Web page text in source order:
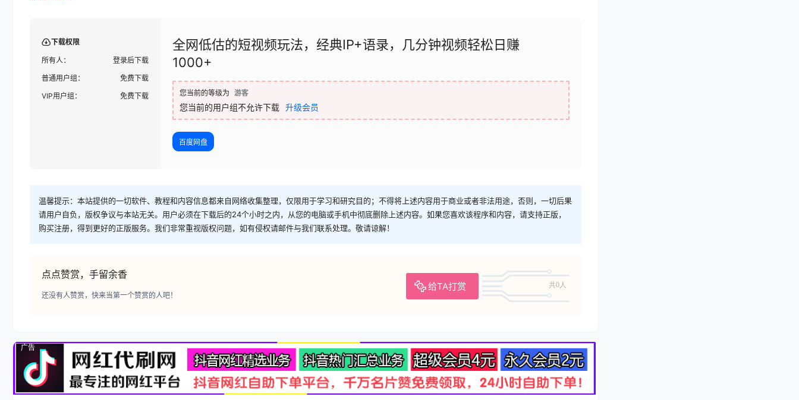
下载权限
所有人：
登录后下载
普通用户组：
免费下载
VIP用户组：
免费下载
全网低估的短视频玩法，经典IP+语录，几分钟视频轻松日赚
1000+
您当前的等级为 游客
您当前的用户组不允许下载 升级会员
百度网盘
温馨提示：本站提供的一切软件、教程和内容信息都来自网络收集整理，仅限用于学习和研究目的；不得将上述内容用于商业或者非法用途，否则，一切后果
请用户自负，版权争议与本站无关。用户必须在下载后的24个小时之内，从您的电脑或手机中彻底删除上述内容。如果您喜欢该程序和内容，请支持正版，
购买注册，得到更好的正版服务。我们非常重视版权问题，如有侵权请邮件与我们联系处理。敬请谅解！
点点赞赏，手留余香
给TA打赏 共0人
还没有人赞赏，快来当第一个赞赏的人吧！
广告